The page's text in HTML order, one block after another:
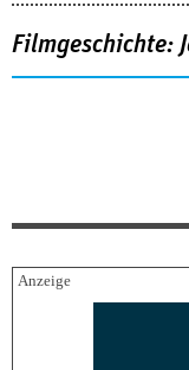
Filmgeschichte: